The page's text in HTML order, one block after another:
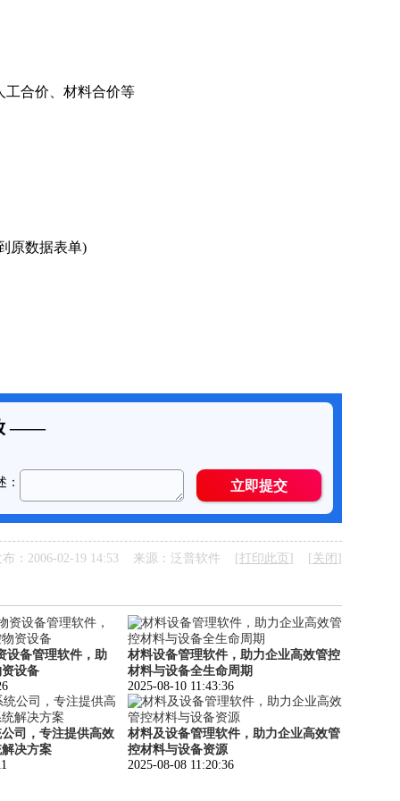
合价、材料合价等
原数据表单)
布：2006-02-19 14:53 来源：泛普软件 [打印此页 ] [关闭 ]
设备管理软件，助
设备
材料设备管理软件，助力企业高效管控
材料与设备全生命周期
2025-08-10 11:43:36
司，专注提供高效
决方案
材料及设备管理软件，助力企业高效管
控材料与设备资源
2025-08-08 11:20:36